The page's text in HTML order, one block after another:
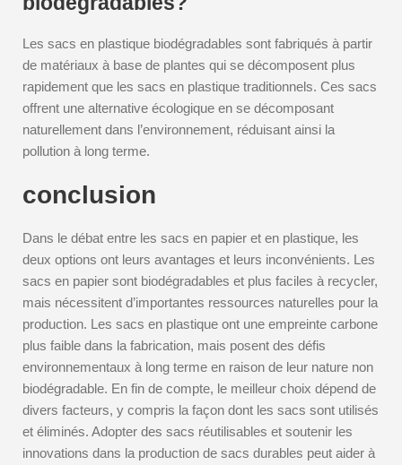
Les sacs en plastique biodégradables sont fabriqués à partir
de matériaux à base de plantes qui se décomposent plus
rapidement que les sacs en plastique traditionnels. Ces sacs
offrent une alternative écologique en se décomposant
naturellement dans l’environnement, réduisant ainsi la
pollution à long terme.
conclusion
Dans le débat entre les sacs en papier et en plastique, les
deux options ont leurs avantages et leurs inconvénients. Les
sacs en papier sont biodégradables et plus faciles à recycler,
mais nécessitent d’importantes ressources naturelles pour la
production. Les sacs en plastique ont une empreinte carbone
plus faible dans la fabrication, mais posent des défis
environnementaux à long terme en raison de leur nature non
biodégradable. En fin de compte, le meilleur choix dépend de
divers facteurs, y compris la façon dont les sacs sont utilisés
et éliminés. Adopter des sacs réutilisables et soutenir les
innovations dans la production de sacs durables peut aider à